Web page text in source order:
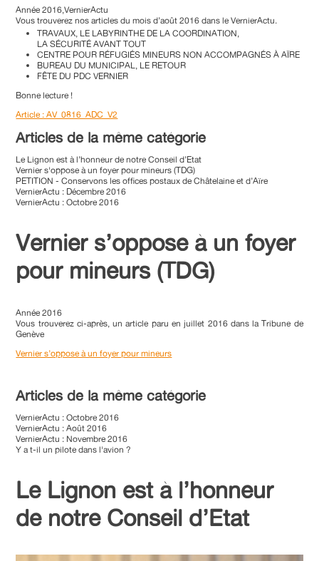
Année 2016,VernierActu
Vous trouverez nos articles du mois d’août 2016 dans le VernierActu.
TRAVAUX, LE LABYRINTHE DE LA COORDINATION,
LA SÉCURITÉ AVANT TOUT
CENTRE POUR RÉFUGIÉS MINEURS NON ACCOMPAGNÉS À AÏRE
BUREAU DU MUNICIPAL, LE RETOUR
FÊTE DU PDC VERNIER
Bonne lecture !
Article : AV_0816_ADC_V2
Articles de la même catégorie
Le Lignon est à l’honneur de notre Conseil d’Etat
Vernier s'oppose à un foyer pour mineurs (TDG)
PETITION - Conservons les offices postaux de Châtelaine et d’Aïre
VernierActu : Décembre 2016
VernierActu : Octobre 2016
Vernier s’oppose à un foyer
pour mineurs (TDG)
Année 2016
Vous trouverez ci-après, un article paru en juillet 2016 dans la Tribune de
Genève
Vernier s’oppose à un foyer pour mineurs
Articles de la même catégorie
VernierActu : Octobre 2016
VernierActu : Août 2016
VernierActu : Novembre 2016
Y a t-il un pilote dans l'avion ?
Le Lignon est à l’honneur
de notre Conseil d’Etat